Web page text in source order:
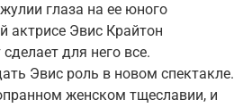
глаза на ее юного
актрисе Эвис Крайтон
для него все.
Эвис роль в новом спектакле.
женском тщеславии, и